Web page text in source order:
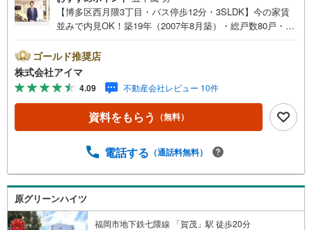
【博多区西月隈3丁目・バス停歩12分・3SLDK】今の家賃
並みで内見OK！築19年（2007年8月築）・総戸数80戸・鉄
は3SLDK。専有約82平米。■住戸の条件南西向きのお住ま
いです。■防犯・セキュリティ来訪者は映像で確認できま
す。■共用部・暮らしエレベーターあり。■キッチン・水ま
わり3口以上のコンロ・追焚機能・浴室乾燥機を備えます。
■収納クロゼット3ヶ所・玄関収納があります。■交通・周
辺スーパーが近く買い物の負担を軽減。■通学小学校へ徒歩
は福岡のマンション・新築一戸建ての専門店です大手ネッ
もご用意平日も夜間もご見学OK/ご自宅・最寄り駅まで送
迎無料/オンライン相談OK「見るだけ」「ローン相談だ
け」でも歓迎します他社でローンが難しいと言われた方、
転職後で審査にご不安の方もご相談ください
ゴールド推奨店
株式会社アイマ
4.09 不動産会社レビュー 10件
資料をもらう （無料）
電話する （通話料無料）
原グリーンハイツ
福岡市地下鉄七隈線 「賀茂」駅 徒歩20分